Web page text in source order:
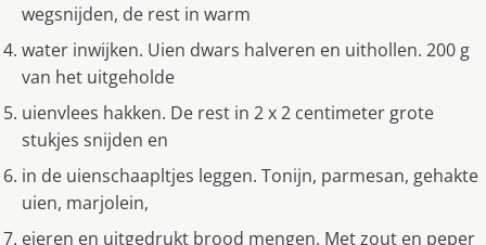
wegsnijden, de rest in warm
water inwijken. Uien dwars halveren en uithollen. 200 g
van het uitgeholde
uienvlees hakken. De rest in 2 x 2 centimeter grote
stukjes snijden en
in de uienschaapltjes leggen. Tonijn, parmesan, gehakte
uien, marjolein,
eieren en uitgedrukt brood mengen. Met zout en peper